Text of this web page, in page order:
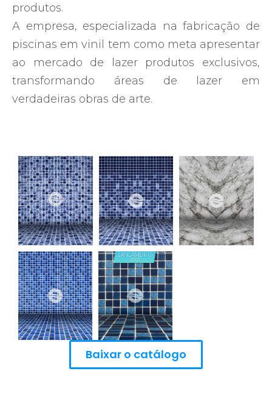
produtos.
A empresa, especializada na fabricação de
piscinas em vinil tem como meta apresentar
ao mercado de lazer produtos exclusivos,
transformando áreas de lazer em
verdadeiras obras de arte.
Baixar o catálogo